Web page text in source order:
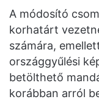
A módosító
korhatárt
számára,
országgyűlési
betölthető
korábban arról